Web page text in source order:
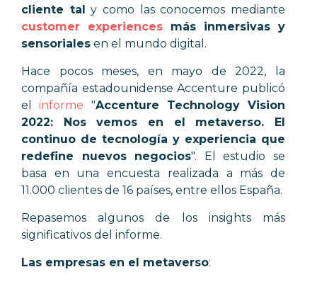
cliente tal y como las conocemos mediante
customer experiences más inmersivas y
sensoriales en el mundo digital.
Hace pocos meses, en mayo de 2022, la
compañía estadounidense Accenture publicó
elinforme "Accenture Technology Vision
2022: Nos vemos en el metaverso. El
continuo de tecnología y experiencia que
redefine nuevos negocios". El estudio se
basa en una encuesta realizada a más de
11.000 clientes de 16 países, entre ellos España.
Repasemos algunos de los insights más
significativos del informe.
Las empresas en el metaverso: